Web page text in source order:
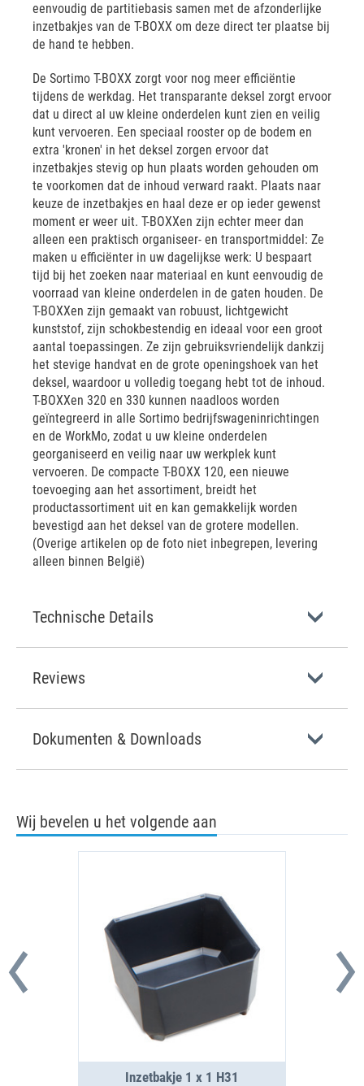
eenvoudig de partitiebasis samen met de afzonderlijke
inzetbakjes van de T-BOXX om deze direct ter plaatse bij
de hand te hebben.
De Sortimo T-BOXX zorgt voor nog meer efficiëntie
tijdens de werkdag. Het transparante deksel zorgt ervoor
dat u direct al uw kleine onderdelen kunt zien en veilig
kunt vervoeren. Een speciaal rooster op de bodem en
extra 'kronen' in het deksel zorgen ervoor dat
inzetbakjes stevig op hun plaats worden gehouden om
te voorkomen dat de inhoud verward raakt. Plaats naar
keuze de inzetbakjes en haal deze er op ieder gewenst
moment er weer uit. T-BOXXen zijn echter meer dan
alleen een praktisch organiseer- en transportmiddel: Ze
maken u efficiënter in uw dagelijkse werk: U bespaart
tijd bij het zoeken naar materiaal en kunt eenvoudig de
voorraad van kleine onderdelen in de gaten houden. De
T-BOXXen zijn gemaakt van robuust, lichtgewicht
kunststof, zijn schokbestendig en ideaal voor een groot
aantal toepassingen. Ze zijn gebruiksvriendelijk dankzij
het stevige handvat en de grote openingshoek van het
deksel, waardoor u volledig toegang hebt tot de inhoud.
T-BOXXen 320 en 330 kunnen naadloos worden
geïntegreerd in alle Sortimo bedrijfswageninrichtingen
en de WorkMo, zodat u uw kleine onderdelen
georganiseerd en veilig naar uw werkplek kunt
vervoeren. De compacte T-BOXX 120, een nieuwe
toevoeging aan het assortiment, breidt het
productassortiment uit en kan gemakkelijk worden
bevestigd aan het deksel van de grotere modellen.
(Overige artikelen op de foto niet inbegrepen, levering
alleen binnen België)
Technische Details
Reviews
Dokumenten & Downloads
Wij bevelen u het volgende aan
Inzetbakje 1 x 1 H31